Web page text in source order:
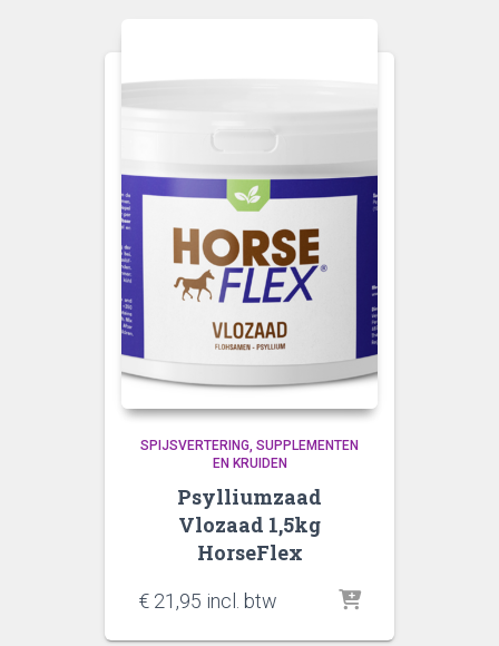
SPIJSVERTERING SUPPLEMENTEN
EN KRUIDEN
Psylliumzaad
Vlozaad 1,5kg
HorseFlex
€ 21,95 incl. btw